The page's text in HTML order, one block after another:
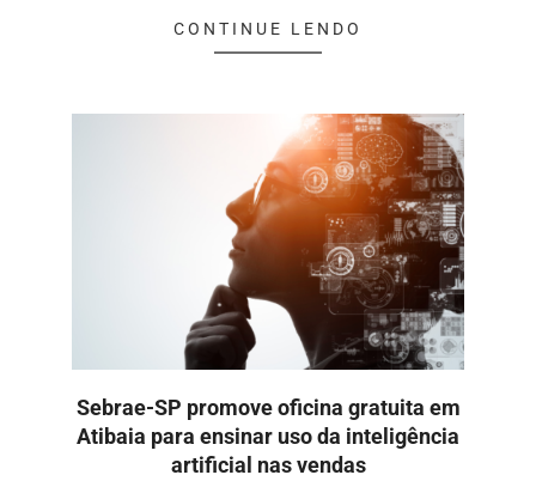
CONTINUE LENDO
Sebrae-SP promove oficina gratuita em
Atibaia para ensinar uso da inteligência
artificial nas vendas